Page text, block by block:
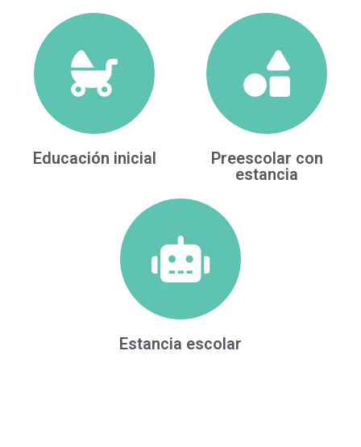
Educación inicial
Preescolar con
estancia
Estancia escolar